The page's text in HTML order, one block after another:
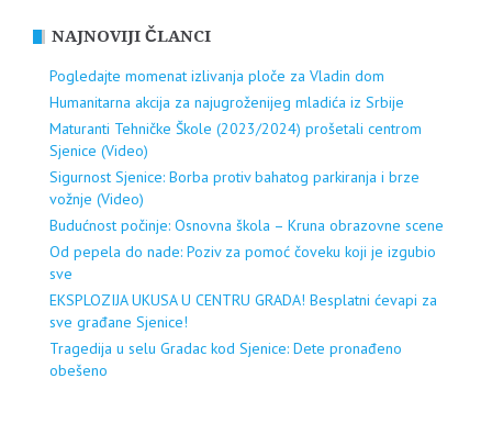
NAJNOVIJI ČLANCI
Pogledajte momenat izlivanja ploče za Vladin dom
Humanitarna akcija za najugroženijeg mladića iz Srbije
Maturanti Tehničke Škole (2023/2024) prošetali centrom
Sjenice (Video)
Sigurnost Sjenice: Borba protiv bahatog parkiranja i brze
vožnje (Video)
Budućnost počinje: Osnovna škola – Kruna obrazovne scene
Od pepela do nade: Poziv za pomoć čoveku koji je izgubio
sve
EKSPLOZIJA UKUSA U CENTRU GRADA! Besplatni ćevapi za
sve građane Sjenice!
Tragedija u selu Gradac kod Sjenice: Dete pronađeno
obešeno